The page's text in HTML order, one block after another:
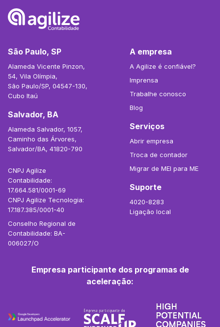
São Paulo, SP
Alameda Vicente Pinzon,
54, Vila Olímpia,
São Paulo/SP, 04547-130,
Cubo Itaú
Salvador, BA
Alameda Salvador, 1057,
Caminho das Árvores,
Salvador/BA, 41820-790
CNPJ Agilize
Contabilidade:
17.664.581/0001-69
CNPJ Agilize Tecnologia:
17.187.385/0001-40
Conselho Regional de
Contabilidade: BA-
006027/O
A empresa
A Agilize é confiável?
Imprensa
Trabalhe conosco
Blog
Serviços
Abrir empresa
Troca de contador
Migrar de MEI para ME
Suporte
4020-8283
Ligação local
Empresa participante dos programas de
aceleração: